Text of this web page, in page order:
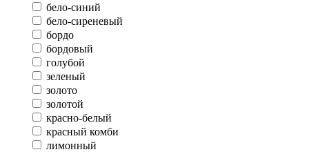
бело-синий
бело-сиреневый
бордо
бордовый
голубой
зеленый
золото
золотой
красно-белый
красный комби
лимонный